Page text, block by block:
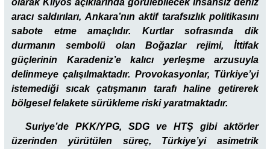
olarak Kilyos açıklarında görülebilecek insansız deniz
aracı saldırıları, Ankara’nın aktif tarafsızlık politikasını
sabote etme amaçlıdır. Kurtlar sofrasında dik
durmanın sembolü olan Boğazlar rejimi, İttifak
güçlerinin Karadeniz’e kalıcı yerleşme arzusuyla
delinmeye çalışılmaktadır. Provokasyonlar, Türkiye’yi
istemediği sıcak çatışmanın tarafı haline getirerek
bölgesel felakete sürükleme riski yaratmaktadır.
Suriye’de PKK/YPG, SDG ve HTŞ gibi aktörler
üzerinden yürütülen süreç, Türkiye’yi asimetrik